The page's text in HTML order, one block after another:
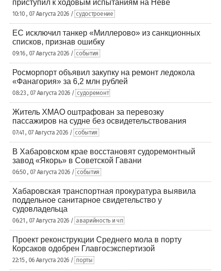
приступил к ходовым испытаниям на Неве
10:10 , 07 Августа 2026 / судостроение
ЕС исключил танкер «Миллерово» из санкционных
списков, признав ошибку
09:16 , 07 Августа 2026 / события
Росморпорт объявил закупку на ремонт ледокола
«Фанагория» за 6,2 млн рублей
08:23 , 07 Августа 2026 / судоремонт
Житель ХМАО оштрафован за перевозку
пассажиров на судне без освидетельствования
07:41 , 07 Августа 2026 / события
В Хабаровском крае восстановят судоремонтный
завод «Якорь» в Советской Гавани
06:50 , 07 Августа 2026 / события
Хабаровская транспортная прокуратура выявила
поддельное санитарное свидетельство у
судовладельца
06:21 , 07 Августа 2026 / аварийность и чп
Проект реконструкции Среднего мола в порту
Корсаков одобрен Главгосэкспертизой
22:15 , 06 Августа 2026 / порты